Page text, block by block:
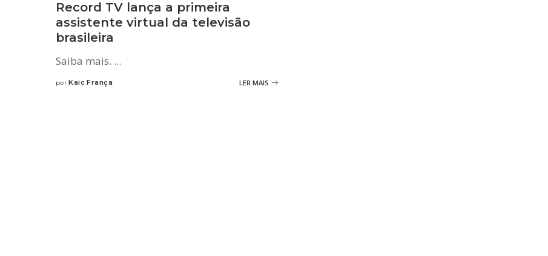
Record TV lança a primeira
assistente virtual da televisão
brasileira
Saiba mais. ...
Posted
por Kaic França LER MAIS